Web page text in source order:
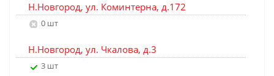
Н.Новгород, ул. Коминтерна, д.172
0 шт
Н.Новгород, ул. Чкалова, д.3
3 шт